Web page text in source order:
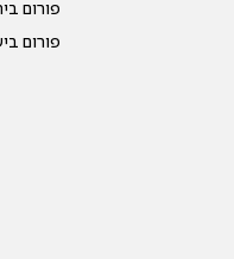
פורום
פורום